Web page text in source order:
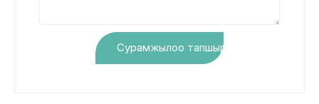
Сурамжылоо тапшыруу